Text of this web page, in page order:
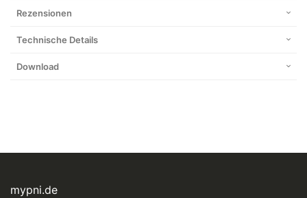
Rezensionen
Technische Details
Download
mypni.de